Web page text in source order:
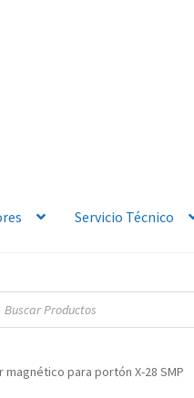
Servicio Técnico
magnético para portón X-28 SMP